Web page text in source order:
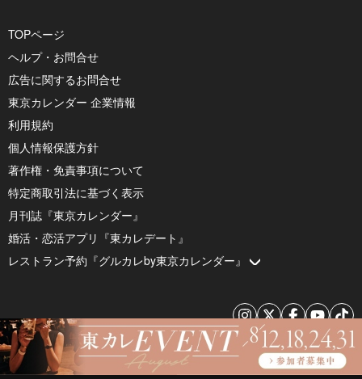
TOPページ
ヘルプ・お問合せ
広告に関するお問合せ
東京カレンダー 企業情報
利用規約
個人情報保護方針
著作権・免責事項について
特定商取引法に基づく表示
月刊誌『東京カレンダー』
婚活・恋活アプリ『東カレデート』
レストラン予約『グルカレby東京カレンダー』
© 2026 by Tokyo Calendar, Inc.